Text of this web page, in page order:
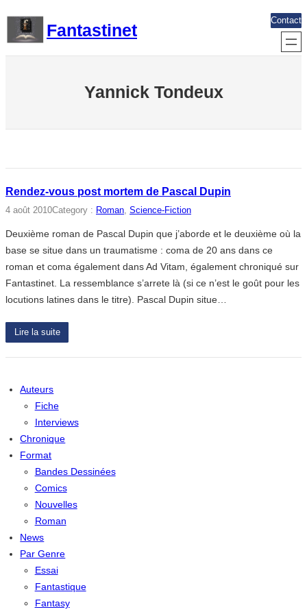
contenu
Fantastinet
Contact
Yannick Tondeux
Rendez-vous post mortem de Pascal Dupin
4 août 2010Category : Roman, Science-Fiction
Deuxième roman de Pascal Dupin que j’aborde et le deuxième où la
base se situe dans un traumatisme : coma de 20 ans dans ce
roman et coma également dans Ad Vitam, également chroniqué sur
Fantastinet. La ressemblance s’arrete là (si ce n’est le goût pour les
locutions latines dans le titre). Pascal Dupin situe…
Lire la suite
Auteurs
Fiche
Interviews
Chronique
Format
Bandes Dessinées
Comics
Nouvelles
Roman
News
Par Genre
Essai
Fantastique
Fantasy